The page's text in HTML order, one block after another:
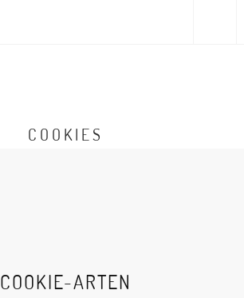
COOKIES
COOKIE-ARTEN